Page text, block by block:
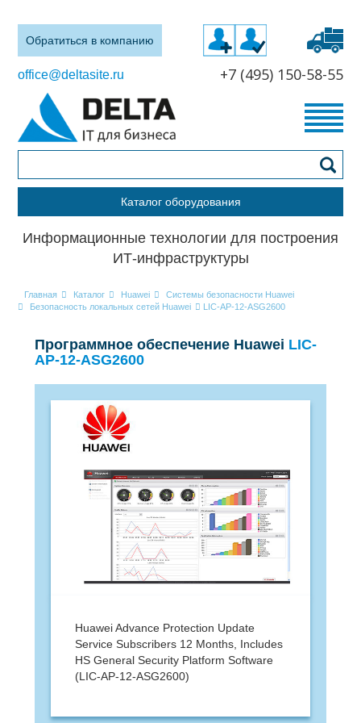
Обратиться в компанию
office@deltasite.ru +7 (495) 150-58-55
Каталог оборудования
Информационные технологии для построения
ИТ-инфраструктуры
Главная Каталог Huawei
Системы безопасности Huawei
Безопасность локальных сетей Huawei
LIC-AP-12-ASG2600
Программное обеспечение Huawei LIC-
AP-12-ASG2600
Huawei Advance Protection Update
Service Subscribers 12 Months, Includes
HS General Security Platform Software
(LIC-AP-12-ASG2600)